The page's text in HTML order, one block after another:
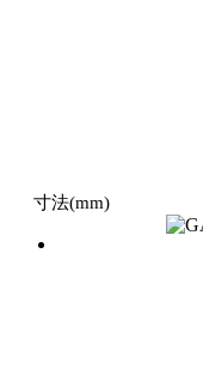
寸法(mm)